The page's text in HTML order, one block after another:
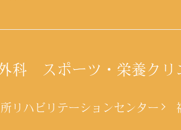
科 スポーツ・栄養クリ
リハビリテーションセンター